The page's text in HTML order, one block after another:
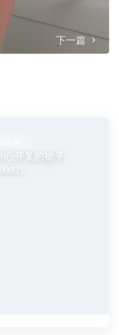
下一篇
分享
心开叉的裙子